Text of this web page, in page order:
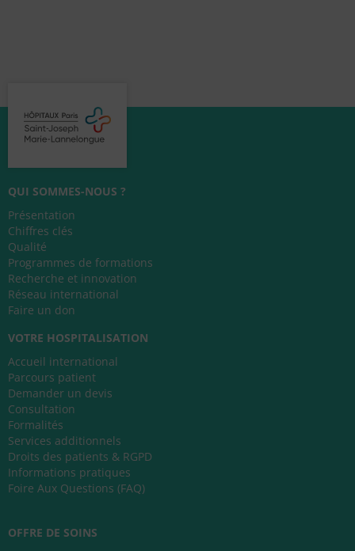
QUI SOMMES-NOUS ?
Présentation
Chiffres clés
Qualité
Programmes de formations
Recherche et innovation
Réseau international
Faire un don
VOTRE HOSPITALISATION
Accueil international
Parcours patient
Demander un devis
Consultation
Formalités
Services additionnels
Droits des patients & RGPD
Informations pratiques
Foire Aux Questions (FAQ)
OFFRE DE SOINS